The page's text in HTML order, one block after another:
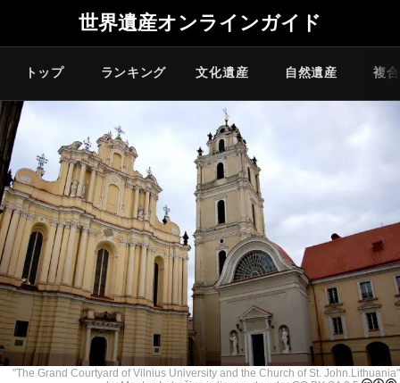
世界遺産オンラインガイド
トップ ランキング 文化遺産 自然遺産 複
"The Grand Courtyard of Vilnius University and the Church of St. John.Lithuania"